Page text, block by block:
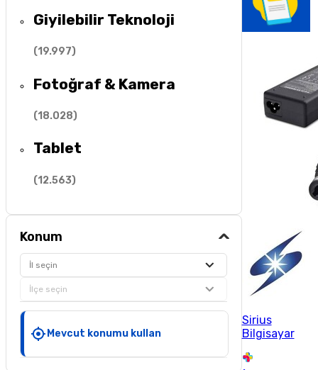
Giyilebilir Teknoloji
(19.997)
Fotoğraf & Kamera
(18.028)
Tablet
(12.563)
Konum
İl seçin
İlçe seçin
Mevcut konumu kullan
Sirius
Bilgisayar